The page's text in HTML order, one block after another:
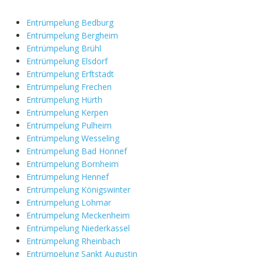
Entrümpelung Bedburg
Entrümpelung Bergheim
Entrümpelung Brühl
Entrümpelung Elsdorf
Entrümpelung Erftstadt
Entrümpelung Frechen
Entrümpelung Hürth
Entrümpelung Kerpen
Entrümpelung Pulheim
Entrümpelung Wesseling
Entrümpelung Bad Honnef
Entrümpelung Bornheim
Entrümpelung Hennef
Entrümpelung Königswinter
Entrümpelung Lohmar
Entrümpelung Meckenheim
Entrümpelung Niederkassel
Entrümpelung Rheinbach
Entrümpelung Sankt Augustin